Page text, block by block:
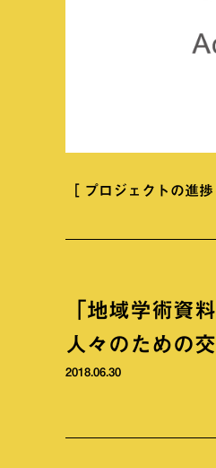
［ プロジェクトの進捗
「地域学術資
人々のための
2018.06.30